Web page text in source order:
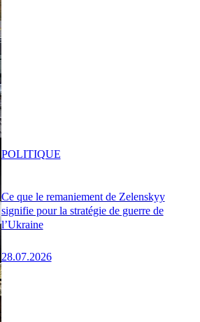
Ce que le remaniement de Zelenskyy
signifie pour la stratégie de guerre de
l’Ukraine
28.07.2026
POLITIQUE